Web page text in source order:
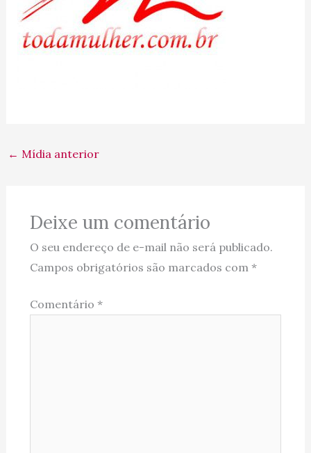
← Mídia anterior
Deixe um comentário
O seu endereço de e-mail não será publicado.
Campos obrigatórios são marcados com *
Comentário *